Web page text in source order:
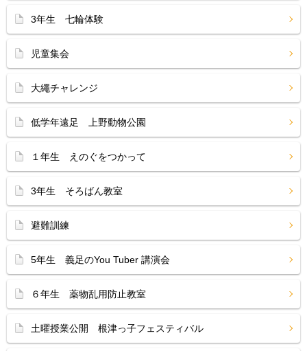
3年生 七輪体験
児童集会
大繩チャレンジ
低学年遠足 上野動物公園
１年生 えのぐをつかって
3年生 そろばん教室
避難訓練
5年生 義足のYou Tuber 講演会
６年生 薬物乱用防止教室
土曜授業公開 根津っ子フェスティバル